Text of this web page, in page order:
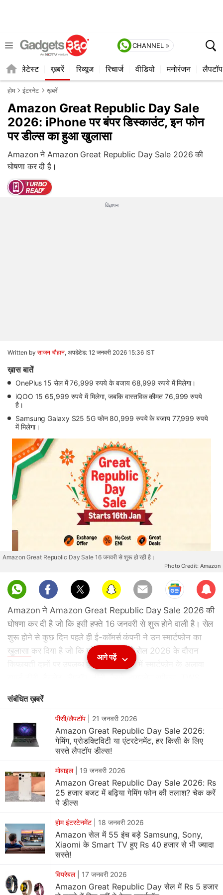
CHANNEL »
लेटेस्ट ख़बरें रिव्यूज रिचार्ज वीडियो मनोरंजन लैपटॉप
होम इंटरनेट ख़बरें
Amazon Great Republic Day Sale
2026: iPhone पर बंपर डिस्काउंट, इन फोन
पर डील्स का हुआ खुलासा
Amazon ने Amazon Great Republic Day Sale 2026 की
घोषणा कर दी है।
विज्ञापन
Written by साजन चौहान, अपडेटेड: 12 जनवरी 2026 15:36 IST
ख़ास बातें
OnePlus 15 सेल में 76,999 रुपये के बजाय 68,999 रुपये में मिलेगा।
iQOO 15 65,999 रुपये में मिलेगा, जबकि वास्तविक कीमत 76,999 रुपये
है।
Samsung Galaxy S25 5G फोन 80,999 रुपये के बजाय 77,999 रुपये
में मिलेगा।
Amazon Great Republic Day Sale 16 जनवरी से शुरू हो रही है।
Photo Credit: Amazon
Sub
scri
be
Amazon ने Amazon Great Republic Day Sale 2026 की
घोषणा कर दी है जो कि इसी हफ्ते 16 जनवरी से शुरू होने वाली है। सेल
शुरू होने से कुछ दिन पहले ही ई-कॉमर्स कंपनी ने उन स्मार्टफोन का
खुलासा कर दिया है जो कि ग्रेट रिपब्लिक डे सेल 2026 के दौरान
किफायती दामों पर उपलब्ध होने वाले हैं। सेल में स्मार्टफोन के अलावा
इसके अलावा ग्राहक बैंक ऑफर और एक्सचेंज ऑफर से अतिरिक्त बचत
भी कर पाएंगे। आइए अमेजन ग्रेट रिपब्लिक डे सेल के दौरान स्मार्टफोन
पर मिलने वाली डील्स के बारे में विस्तार से जानते हैं।
बैंक ऑफर की बात की जाए तो एसबीआई क्रेडिट कार्ड और ईएमआई
ट्रांजेक्शन पर 10 प्रतिशत इंस्टेंट डिस्काउंट मिल सकता है। इसके
अलावा अमेजन पे आईसीआईसीआई बैंक क्रेडिट कार्ड से भुगतान पर 5
विकल्प भी है।
अल्ट्रा प्रीमियम स्मार्टफोन पर डील्स
iPhone 17 Pro सेल में 1,34,900 रुपये के बजाय _ _,_99 रुपये में
मिलेगा। वहीं OnePlus 15 सेल में 76,999 रुपये के बजाय
68,999 रुपये में मिलेगा। Samsung Galaxy S25 Ultra 5G
आगे पढ़ें
संबंधित ख़बरें
पीसी/लैपटॉप 21 जनवरी 2026
Amazon Great Republic Day Sale 2026:
गेमिंग, प्रोडक्टिविटी या एंटरटेनमेंट, हर किसी के लिए
सस्ते लैपटॉप डील्स!
मोबाइल| 19 जनवरी 2026
Amazon Great Republic Day Sale 2026: Rs
25 हजार बजट में बढ़िया गेमिंग फोन की तलाश? चेक करें
ये डील्स
होम इंटरटेनमेंट 18 जनवरी 2026
Amazon सेल में 55 इंच बड़े Samsung, Sony,
Xiaomi के Smart TV हुए Rs 40 हजार से भी ज्यादा
सस्ते!
वियरेबल| 17 जनवरी 2026
Amazon Great Republic Day सेल में Rs 5 हजार